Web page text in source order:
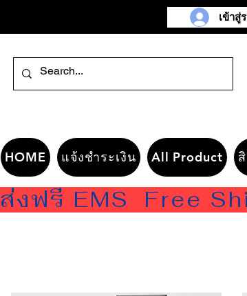
เข้าสู่
HOME แจ้งชำระเงิน All Product
ส่งฟรี EMS  Free